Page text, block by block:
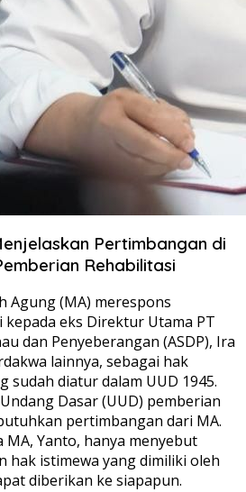
Pertimbangan di
Rehabilitasi
Agung (MA) merespons
eks Direktur Utama PT
dan Penyeberangan (ASDP), Ira
lainnya, sebagai hak
sudah diatur dalam UUD 1945.
Dasar (UUD) pemberian
pertimbangan dari MA.
Yanto, hanya menyebut
hak istimewa yang dimiliki oleh
diberikan ke siapapun.